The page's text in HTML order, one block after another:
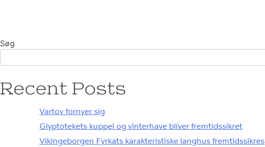
Søg
Recent Posts
Vartov fornyer sig
Glyptotekets kuppel og vinterhave bliver fremtidssikret
Vikingeborgen Fyrkats karakteristiske langhus fremtidssikres